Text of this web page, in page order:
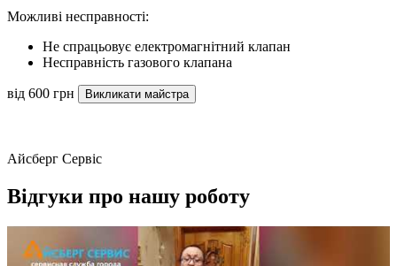
Можливі несправності:
Не спрацьовує електромагнітний клапан
Несправність газового клапана
від 600 грн Викликати майстра
Айсберг Сервіс
Відгуки про нашу роботу